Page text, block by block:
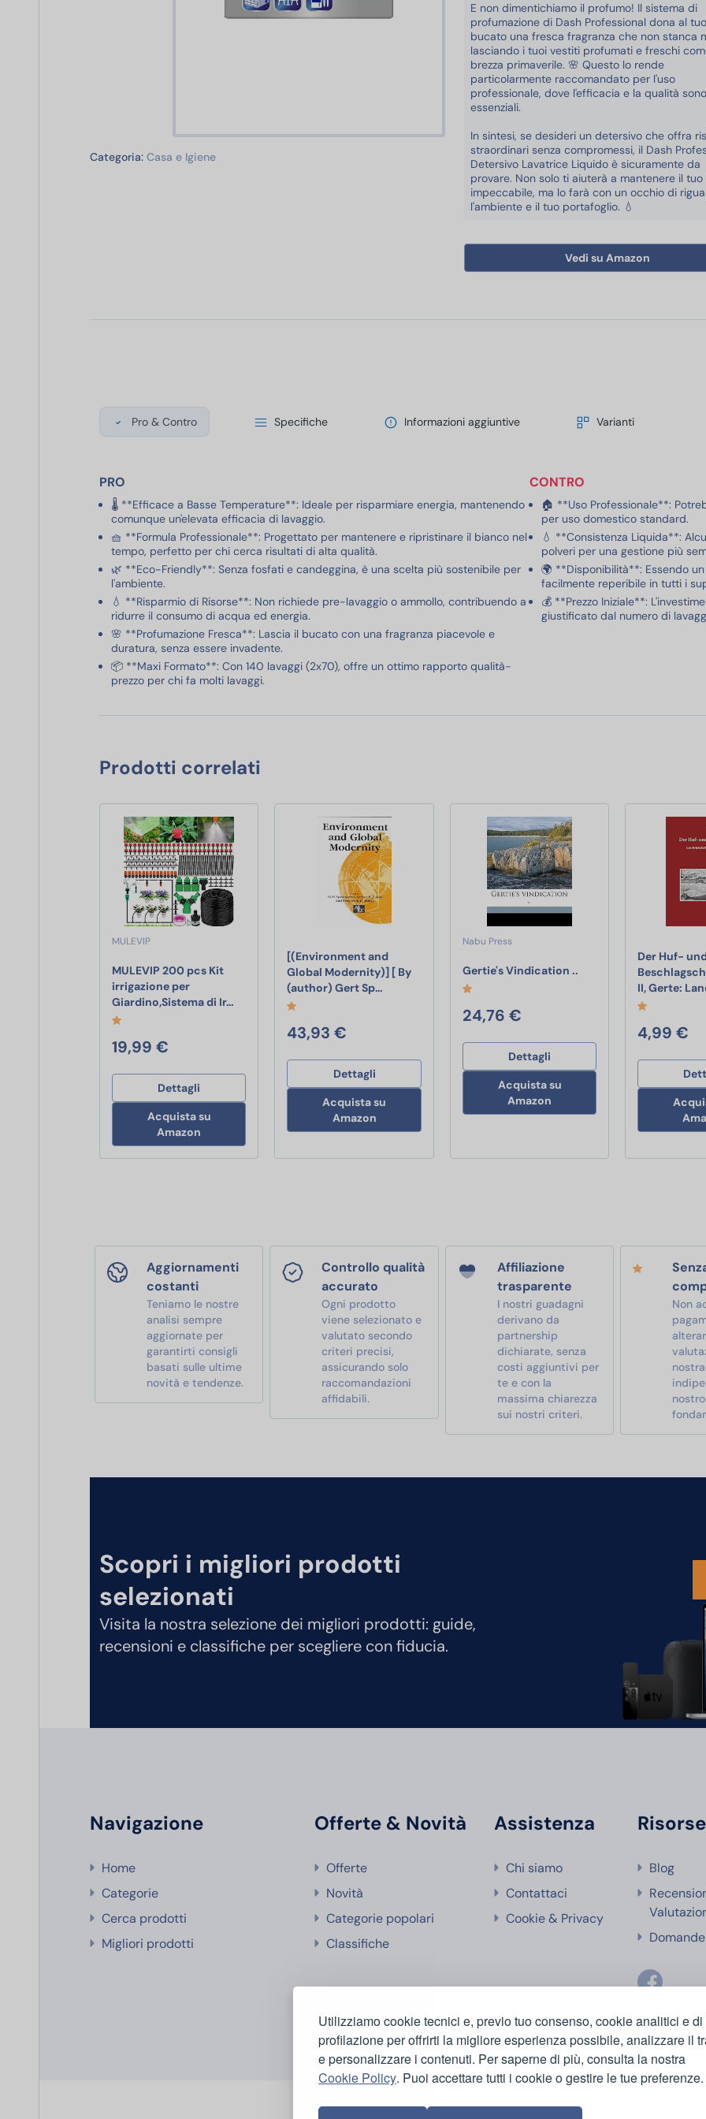
Utilizziamo cookie tecnici e, previo tuo consenso, cookie analitici e di
profilazione per offrirti la migliore esperienza possibile, analizzare il
e personalizzare i contenuti. Per saperne di più, consulta la nostra
Cookie Policy. Puoi accettare tutti i cookie o gestire le tue preferenze.
Categoria: Casa e IgieneCasa e Igiene
E non dimentichiamo il profumo! Il sistema di
profumazione di Dash Professional dona al tuo
bucato una fresca fragranza che non stanca
lasciando i tuoi vestiti profumati e freschi
brezza primaverile. 🌸 Questo lo rende
particolarmente raccomandato per l'uso
professionale, dove l'efficacia e la qualità sono
essenziali.
In sintesi, se desideri un detersivo che offra
straordinari senza compromessi, il Dash
Detersivo Lavatrice Liquido è sicuramente da
provare. Non solo ti aiuterà a mantenere il
impeccabile, ma lo farà con un occhio di
l'ambiente e il tuo portafoglio. 💧
Vedi su Amazon
Pro & Contro Specifiche Informazioni aggiuntive Varianti
PRO
🌡️ **Efficace a Basse Temperature**: Ideale per risparmiare energia, mantenendo
comunque un'elevata efficacia di lavaggio.
🧺 **Formula Professionale**: Progettato per mantenere e ripristinare il bianco nel
tempo, perfetto per chi cerca risultati di alta qualità.
🌿 **Eco-Friendly**: Senza fosfati e candeggina, è una scelta più sostenibile per
l'ambiente.
💧 **Risparmio di Risorse**: Non richiede pre-lavaggio o ammollo, contribuendo a
ridurre il consumo di acqua ed energia.
🌸 **Profumazione Fresca**: Lascia il bucato con una fragranza piacevole e
duratura, senza essere invadente.
📦 **Maxi Formato**: Con 140 lavaggi (2x70), offre un ottimo rapporto qualità-
prezzo per chi fa molti lavaggi.
CONTRO
🏠 **Uso Professionale**:
per uso domestico standard.
💧 **Consistenza Liquida**:
polveri per una gestione più
🌍 **Disponibilità**: Essendo
facilmente reperibile in tutti i
💰 **Prezzo Iniziale**:
giustificato dal numero di
Prodotti correlati
MULEVIP
MULEVIP 200 pcs Kit
irrigazione per
Giardino,Sistema di Ir… MULEVIP 200 pcs Kit irrigazione per Giardino,Sistema di Irrigazione da Giardino,Drip
19,99 €
Dettagli
Acquista su
Amazon
[(Environment and
Global Modernity)] [ By
(author) Gert Sp… [(Environment and Global Modernity)] [ By (author) Gert
43,93 €
Dettagli
Acquista su
Amazon
Nabu Press
Gertie's Vindication ..Gertie's Vindication ..
24,76 €
Dettagli
Acquista su
Amazon
Der Huf-
II, Gerte:
4,99 €
Aggiornamenti
costanti
Teniamo le nostre
analisi sempre
aggiornate per
garantirti consigli
basati sulle ultime
novità e tendenze.
Controllo qualità
accurato
Ogni prodotto
viene selezionato e
valutato secondo
criteri precisi,
assicurando solo
raccomandazioni
affidabili.
Affiliazione
trasparente
I nostri guadagni
derivano da
partnership
dichiarate, senza
costi aggiuntivi per
te e con la
massima chiarezza
sui nostri criteri.
Non
nostra
Scopri i migliori prodotti
selezionati
Visita la nostra selezione dei migliori prodotti: guide,
recensioni e classifiche per scegliere con fiducia.
Navigazione
Home
Categorie
Cerca prodotti
Migliori prodotti
Offerte & Novità
Offerte
Novità
Categorie popolari
Classifiche
Assistenza
Chi siamo
Contattaci
Cookie & Privacy
Risorse
Blog